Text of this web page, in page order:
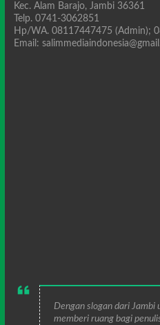
Kec. Alam Barajo, Jambi 36361
Telp. 0741-3062851
Hp/WA. 08117447475 (Admin);
Email:
Dengan slogan dari Jambi
memberi ruang bagi